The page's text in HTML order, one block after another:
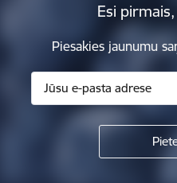
Esi
Piesakies jaunumu